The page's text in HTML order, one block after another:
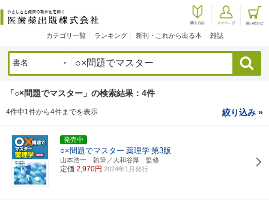
カテゴリ一覧 ランキング 新刊・これから出る本 雑誌
検索
「○×問題でマスター」の検索結果：4件
4件中1件から4件までを表示 絞り込み »
発売中
○×問題でマスター 薬理学 第3版
山本浩一 執筆／大和谷厚 監修
定価 2,970円 2024年1月発行